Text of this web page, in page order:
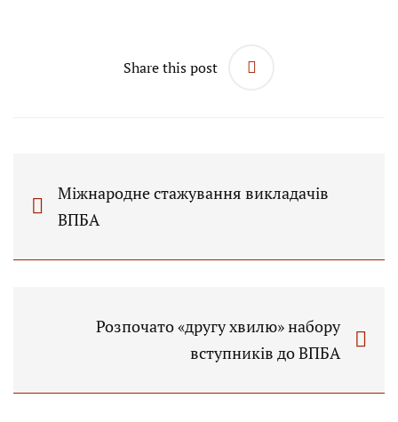
Share this post
Міжнародне стажування викладачів
ВПБА
Розпочато «другу хвилю» набору
вступників до ВПБА